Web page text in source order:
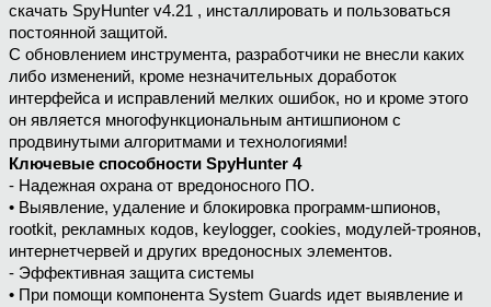
скачать SpyHunter v4.21 , инсталлировать и пользоваться
постоянной защитой.
С обновлением инструмента, разработчики не внесли каких
либо изменений, кроме незначительных доработок
интерфейса и исправлений мелких ошибок, но и кроме этого
он является многофункциональным антишпионом с
продвинутыми алгоритмами и технологиями!
Ключевые способности SpyHunter 4
- Надежная охрана от вредоносного ПО.
• Выявление, удаление и блокировка программ-шпионов,
rootkit, рекламных кодов, keylogger, cookies, модулей-троянов,
интернетчервей и других вредоносных элементов.
- Эффективная защита системы
• При помощи компонента Systеm Guаrds идет выявление и